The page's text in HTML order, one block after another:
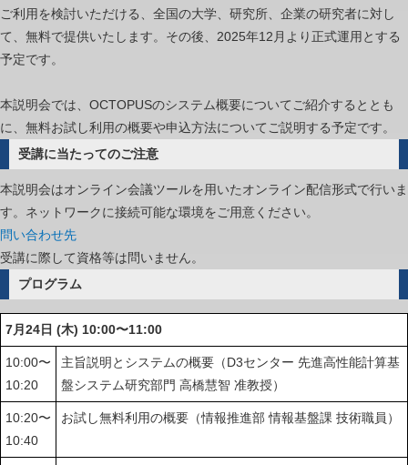
ご利用を検討いただける、全国の大学、研究所、企業の研究者に対し
て、無料で提供いたします。その後、2025年12月より正式運用とする
予定です。
本説明会では、OCTOPUSのシステム概要についてご紹介するととも
に、無料お試し利用の概要や申込方法についてご説明する予定です。
受講に当たってのご注意
本説明会はオンライン会議ツールを用いたオンライン配信形式で行いま
す。ネットワークに接続可能な環境をご用意ください。
問い合わせ先
受講に際して資格等は問いません。
プログラム
7月24日 (木) 10:00〜11:00
10:00〜
10:20
主旨説明とシステムの概要（D3センター 先進高性能計算基
盤システム研究部門 高橋慧智 准教授）
10:20〜
10:40
お試し無料利用の概要（情報推進部 情報基盤課 技術職員）